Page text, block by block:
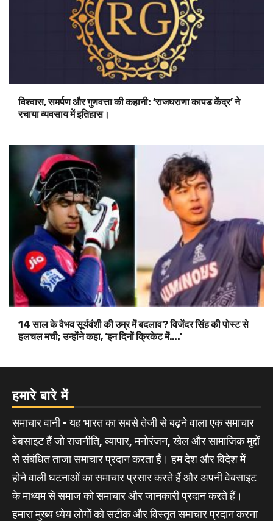
विश्वास, समर्पण और गुणवत्ता की कहानी: ‘राजघराणा कापड केंद्र’ ने
रचाया व्यवसाय में इतिहास।
14 साल के वैभव सूर्यवंशी की उम्र में बदलाव? विजेंदर सिंह की पोस्ट से
हलचल मची; उन्होंने कहा, ‘इन दिनों क्रिकेट में….’
हमारे बारे में
समाचार वानी - यह भारत का सबसे तेजी से बढ़ने वाला एक समाचार
वेबसाइट हैं जो राजनीति, व्यापार, मनोरंजन, खेल और सामाजिक मुद्दों
से संबंधित ताजा समाचार प्रदान करता हैं। हम देश और विदेश में
होने वाली घटनाओं का समाचार प्रसार करते हैं और अपनी वेबसाइट
के माध्यम से समाज को समाचार और जानकारी प्रदान करते हैं।
हमारा मुख्य ध्येय लोगों को सटीक और विस्तृत समाचार प्रदान करना